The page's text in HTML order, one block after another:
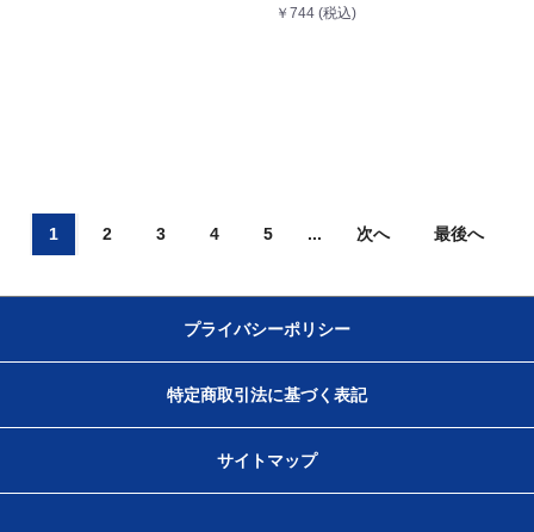
￥744 (税込)
1 2 3 4 5 ... 次へ 最後へ
プライバシーポリシー
特定商取引法に基づく表記
サイトマップ